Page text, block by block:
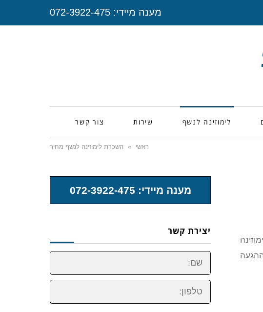
מענה מיידי: 072-3922-475
לימוזינה לנשף שירות צור קשר
ראשי » השכרת לימוזינה לנשף מחיר
מענה מיידי: 072-3922-475
יצירת קשר
שם:
טלפון: